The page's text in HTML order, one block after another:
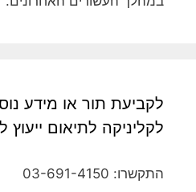
לקביעת תור או מידע
לקליניקה לתיאום ייעוץ
התקשרו: 03-691-4150